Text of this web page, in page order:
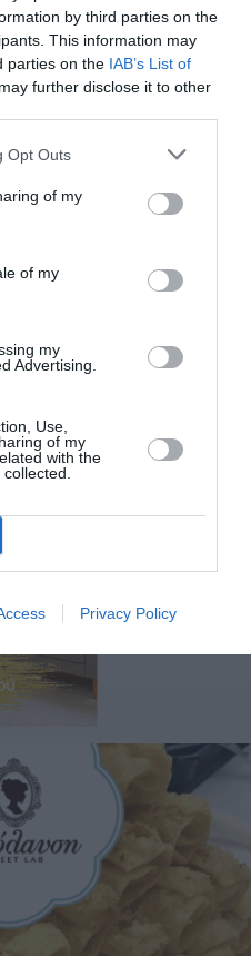
by third parties on the
This information may
parties on the IAB’s List of
further disclose it to other
Opt Outs
of my
of my
my
Advertising.
Use,
of my
with the
Privacy Policy